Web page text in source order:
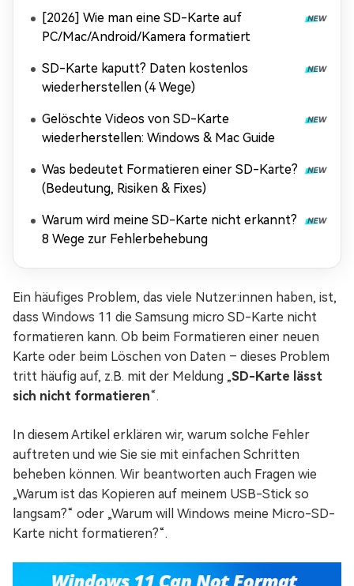
[2026] Wie man eine SD-Karte auf
PC/Mac/Android/Kamera formatiert
SD-Karte kaputt? Daten kostenlos
wiederherstellen (4 Wege)
Gelöschte Videos von SD-Karte
wiederherstellen: Windows & Mac Guide
Was bedeutet Formatieren einer SD-Karte?
(Bedeutung, Risiken & Fixes)
Warum wird meine SD-Karte nicht erkannt?
8 Wege zur Fehlerbehebung
Ein häufiges Problem, das viele Nutzer:innen haben, ist,
dass Windows 11 die Samsung micro SD-Karte nicht
formatieren kann. Ob beim Formatieren einer neuen
Karte oder beim Löschen von Daten – dieses Problem
tritt häufig auf, z.B. mit der Meldung „SD-Karte lässt
sich nicht formatieren“.
In diesem Artikel erklären wir, warum solche Fehler
auftreten und wie Sie sie mit einfachen Schritten
beheben können. Wir beantworten auch Fragen wie
„Warum ist das Kopieren auf meinem USB-Stick so
langsam?“ oder „Warum will Windows meine Micro-SD-
Karte nicht formatieren?“.